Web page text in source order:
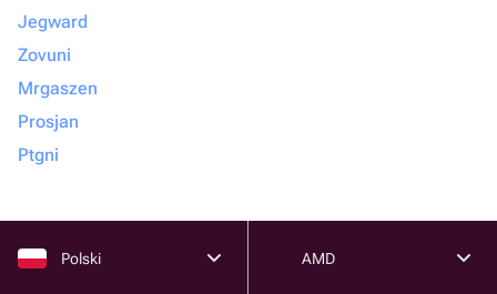
Jegward
Zovuni
Mrgaszen
Prosjan
Ptgni
Polski AMD